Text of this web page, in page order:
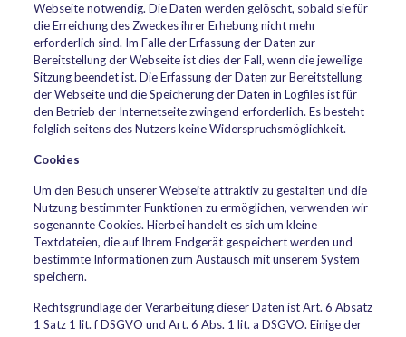
Webseite notwendig. Die Daten werden gelöscht, sobald sie für
die Erreichung des Zweckes ihrer Erhebung nicht mehr
erforderlich sind. Im Falle der Erfassung der Daten zur
Bereitstellung der Webseite ist dies der Fall, wenn die jeweilige
Sitzung beendet ist. Die Erfassung der Daten zur Bereitstellung
der Webseite und die Speicherung der Daten in Logfiles ist für
den Betrieb der Internetseite zwingend erforderlich. Es besteht
folglich seitens des Nutzers keine Widerspruchsmöglichkeit.
Cookies
Um den Besuch unserer Webseite attraktiv zu gestalten und die
Nutzung bestimmter Funktionen zu ermöglichen, verwenden wir
sogenannte Cookies. Hierbei handelt es sich um kleine
Textdateien, die auf Ihrem Endgerät gespeichert werden und
bestimmte Informationen zum Austausch mit unserem System
speichern.
Rechtsgrundlage der Verarbeitung dieser Daten ist Art. 6 Absatz
1 Satz 1 lit. f DSGVO und Art. 6 Abs. 1 lit. a DSGVO. Einige der